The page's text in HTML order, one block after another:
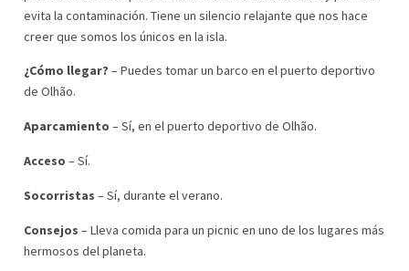
evita la contaminación. Tiene un silencio relajante que nos hace
creer que somos los únicos en la isla.
¿Cómo llegar? – Puedes tomar un barco en el puerto deportivo
de Olhão.
Aparcamiento – Sí, en el puerto deportivo de Olhão.
Acceso – Sí.
Socorristas – Sí, durante el verano.
Consejos – Lleva comida para un picnic en uno de los lugares más
hermosos del planeta.